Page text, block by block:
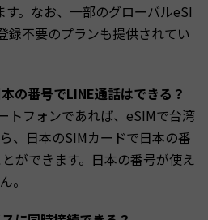
す。なお、一部のグローバルeSI
録不要のプランも提供されてい
の番号でLINE通話はできる？
トフォンであれば、eSIMで台湾
、日本のSIMカードで日本の番
ができます。日本の番号が使え
。